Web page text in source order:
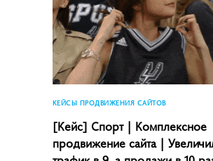
КЕЙСЫ ПРОДВИЖЕНИЯ САЙТОВ
[Кейс] Спорт | Комплексное
продвижение сайта |